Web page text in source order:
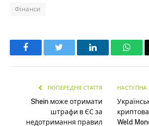
Фінанси
Facebook LinkedIn
ПОПЕРЕДНЯ СТАТТЯ
Shein може отримати
штрафи в ЄС за
недотримання правил
НАСТУПНА
Weld